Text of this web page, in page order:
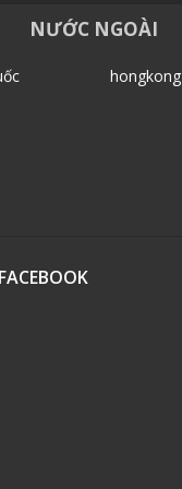
NƯỚC NGOÀI
hongkong
FACEBOOK